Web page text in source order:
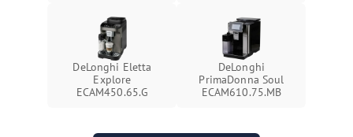
DeLonghi Eletta
Explore
ECAM450.65.G
DeLonghi
PrimaDonna Soul
ECAM610.75.MB